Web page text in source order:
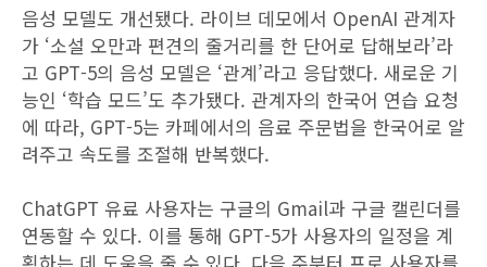
음성 모델도 개선됐다. 라이브 데모에서 OpenAI 관계자
가 ‘소설 오만과 편견의 줄거리를 한 단어로 답해보라’라
고 GPT-5의 음성 모델은 ‘관계’라고 응답했다. 새로운 기
능인 ‘학습 모드’도 추가됐다. 관계자의 한국어 연습 요청
에 따라, GPT-5는 카페에서의 음료 주문법을 한국어로 알
려주고 속도를 조절해 반복했다.
ChatGPT 유료 사용자는 구글의 Gmail과 구글 캘린더를
연동할 수 있다. 이를 통해 GPT-5가 사용자의 일정을 계